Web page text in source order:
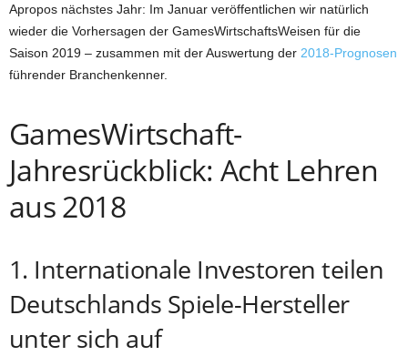
Apropos nächstes Jahr: Im Januar veröffentlichen wir natürlich
wieder die Vorhersagen der GamesWirtschaftsWeisen für die
Saison 2019 – zusammen mit der Auswertung der 2018-Prognosen
führender Branchenkenner.
GamesWirtschaft-
Jahresrückblick: Acht Lehren
aus 2018
1. Internationale Investoren teilen
Deutschlands Spiele-Hersteller
unter sich auf